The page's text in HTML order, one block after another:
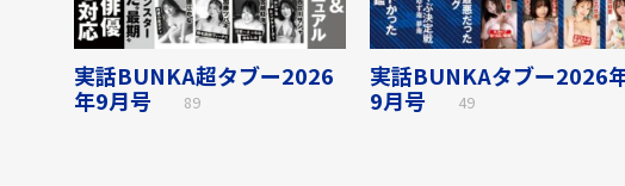
実話BUNKA超タブー2026
年9月号
89
実話BUNKAタブー2026
9月号
49